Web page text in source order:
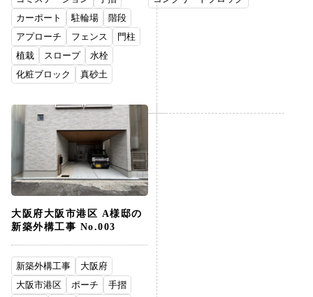
カーポート
駐輪場
階段
アプローチ
フェンス
門柱
植栽
スロープ
水栓
化粧ブロック
真砂土
大阪府大阪市港区 A様邸の
新築外構工事 No.003
新築外構工事
大阪府
大阪市港区
ポーチ
手摺